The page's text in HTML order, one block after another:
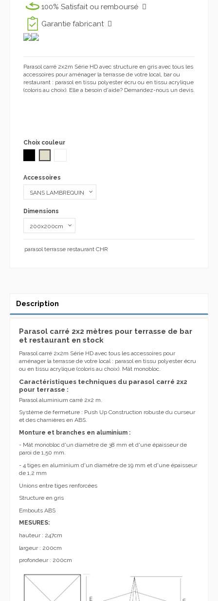
100% Satisfait ou remboursé
Garantie fabricant
Parasol carré 2x2m Série HD avec structure en gris avec tous les
accessoires pour aménager la terrasse de votre local, bar ou
restaurant : parasol en tissu polyester écru ou en tissu acrylique
(coloris au choix). Elle a besoin d'aide? Demandez-nous un devis.
Choix couleur
Accessoires
Dimensions
parasol terrasse restaurant CHR
Description
Parasol carré 2x2 mètres pour terrasse de bar
et restaurant en stock
Parasol carré 2x2m Série HD avec tous les accessoires pour
aménager la terrasse de votre local : parasol en tissu polyester écru
ou en tissu acrylique (coloris au choix). Mât monobloc.
Caractéristiques techniques du parasol carré 2x2
pour terrasse :
Parasol aluminium carré 2x2 m.
Système de fermeture : Push Up Construction robuste du curseur
et des charnières en ABS.
Monture et branches en aluminium :
- Mât monobloc d'un diamètre de 38 mm et d'une épaisseur de
paroi de 1,50 mm.
- 4 tiges en aluminium d'un diamètre de 19 mm et d'une épaisseur
de 1,2 mm
Unions entre tiges renforcées
Structure en gris
Embouts ABS
MESURES:
hauteur : 247cm
largeur : 200cm
profondeur : 200cm